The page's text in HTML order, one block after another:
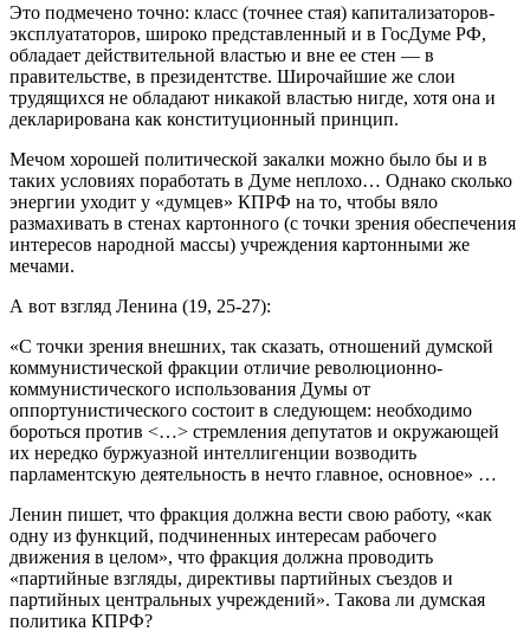
Это подмечено точно: класс (точнее стая) капитализаторов-
эксплуататоров, широко представленный и в ГосДуме РФ,
обладает действительной властью и вне ее стен — в
правительстве, в президентстве. Широчайшие же слои
трудящихся не обладают никакой властью нигде, хотя она и
декларирована как конституционный принцип.
Мечом хорошей политической закалки можно было бы и в
таких условиях поработать в Думе неплохо… Однако сколько
энергии уходит у «думцев» КПРФ на то, чтобы вяло
размахивать в стенах картонного (с точки зрения обеспечения
интересов народной массы) учреждения картонными же
мечами.
А вот взгляд Ленина (19, 25-27):
«С точки зрения внешних, так сказать, отношений думской
коммунистической фракции отличие революционно-
коммунистического использования Думы от
оппортунистического состоит в следующем: необходимо
бороться против <…> стремления депутатов и окружающей
их нередко буржуазной интеллигенции возводить
парламентскую деятельность в нечто главное, основное» …
Ленин пишет, что фракция должна вести свою работу, «как
одну из функций, подчиненных интересам рабочего
движения в целом», что фракция должна проводить
«партийные взгляды, директивы партийных съездов и
партийных центральных учреждений». Такова ли думская
политика КПРФ?